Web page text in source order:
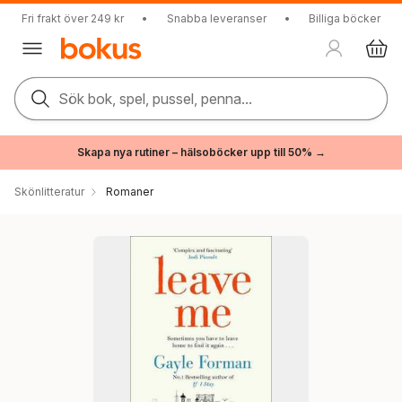
Fri frakt över 249 kr • Snabba leveranser • Billiga böcker
Sök bok, spel, pussel, penna...
Skapa nya rutiner – hälsoböcker upp till 50% →
Skönlitteratur Romaner